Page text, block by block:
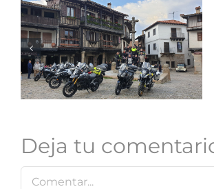
Vídeo-ruta
roadleader por
Salamanca con
V-Strom
Deja tu
Comentar